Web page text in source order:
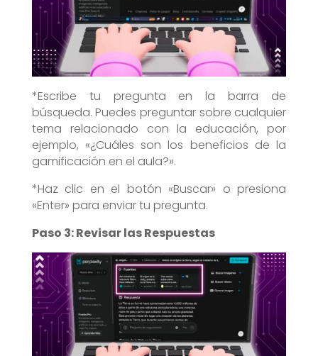
*Escribe tu pregunta en la barra de
búsqueda. Puedes preguntar sobre cualquier
tema relacionado con la educación, por
ejemplo, «¿Cuáles son los beneficios de la
gamificación en el aula?».
*Haz clic en el botón «Buscar» o presiona
«Enter» para enviar tu pregunta.
Paso 3: Revisar las Respuestas